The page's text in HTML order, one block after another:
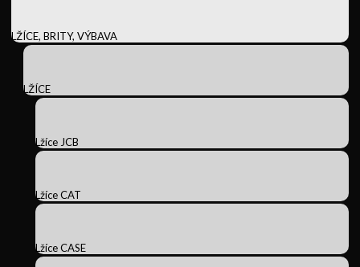
LŽÍCE, BRITY, VÝBAVA
LŽÍCE
Lžíce JCB
Lžíce CAT
Lžíce CASE